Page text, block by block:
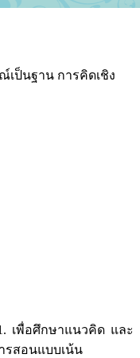
เป็นฐาน การคิดเชิง
เพื่อศึกษาแนวคิด และ
รสอนแบบเน้น